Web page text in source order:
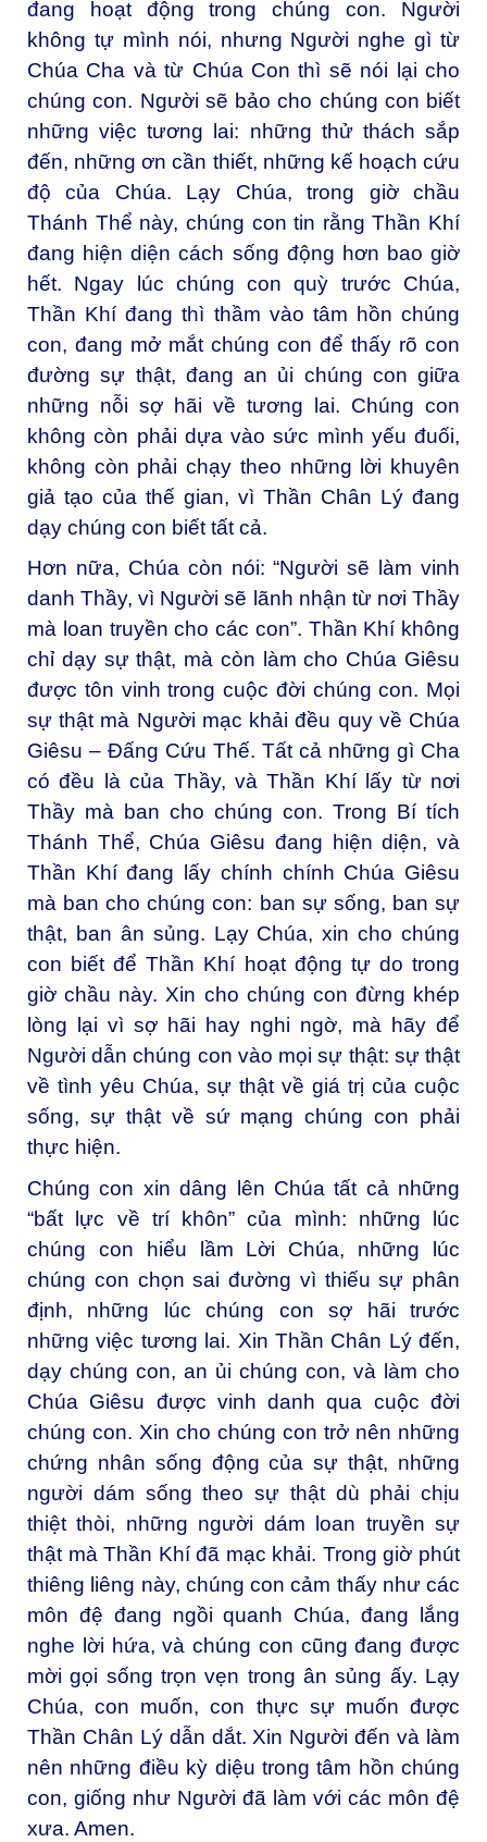
đang hoạt động trong chúng con. Người
không tự mình nói, nhưng Người nghe gì từ
Chúa Cha và từ Chúa Con thì sẽ nói lại cho
chúng con. Người sẽ bảo cho chúng con biết
những việc tương lai: những thử thách sắp
đến, những ơn cần thiết, những kế hoạch cứu
độ của Chúa. Lạy Chúa, trong giờ chầu
Thánh Thể này, chúng con tin rằng Thần Khí
đang hiện diện cách sống động hơn bao giờ
hết. Ngay lúc chúng con quỳ trước Chúa,
Thần Khí đang thì thầm vào tâm hồn chúng
con, đang mở mắt chúng con để thấy rõ con
đường sự thật, đang an ủi chúng con giữa
những nỗi sợ hãi về tương lai. Chúng con
không còn phải dựa vào sức mình yếu đuối,
không còn phải chạy theo những lời khuyên
giả tạo của thế gian, vì Thần Chân Lý đang
dạy chúng con biết tất cả.
Hơn nữa, Chúa còn nói: “Người sẽ làm vinh
danh Thầy, vì Người sẽ lãnh nhận từ nơi Thầy
mà loan truyền cho các con”. Thần Khí không
chỉ dạy sự thật, mà còn làm cho Chúa Giêsu
được tôn vinh trong cuộc đời chúng con. Mọi
sự thật mà Người mạc khải đều quy về Chúa
Giêsu – Đấng Cứu Thế. Tất cả những gì Cha
có đều là của Thầy, và Thần Khí lấy từ nơi
Thầy mà ban cho chúng con. Trong Bí tích
Thánh Thể, Chúa Giêsu đang hiện diện, và
Thần Khí đang lấy chính chính Chúa Giêsu
mà ban cho chúng con: ban sự sống, ban sự
thật, ban ân sủng. Lạy Chúa, xin cho chúng
con biết để Thần Khí hoạt động tự do trong
giờ chầu này. Xin cho chúng con đừng khép
lòng lại vì sợ hãi hay nghi ngờ, mà hãy để
Người dẫn chúng con vào mọi sự thật: sự thật
về tình yêu Chúa, sự thật về giá trị của cuộc
sống, sự thật về sứ mạng chúng con phải
thực hiện.
Chúng con xin dâng lên Chúa tất cả những
“bất lực về trí khôn” của mình: những lúc
chúng con hiểu lầm Lời Chúa, những lúc
chúng con chọn sai đường vì thiếu sự phân
định, những lúc chúng con sợ hãi trước
những việc tương lai. Xin Thần Chân Lý đến,
dạy chúng con, an ủi chúng con, và làm cho
Chúa Giêsu được vinh danh qua cuộc đời
chúng con. Xin cho chúng con trở nên những
chứng nhân sống động của sự thật, những
người dám sống theo sự thật dù phải chịu
thiệt thòi, những người dám loan truyền sự
thật mà Thần Khí đã mạc khải. Trong giờ phút
thiêng liêng này, chúng con cảm thấy như các
môn đệ đang ngồi quanh Chúa, đang lắng
nghe lời hứa, và chúng con cũng đang được
mời gọi sống trọn vẹn trong ân sủng ấy. Lạy
Chúa, con muốn, con thực sự muốn được
Thần Chân Lý dẫn dắt. Xin Người đến và làm
nên những điều kỳ diệu trong tâm hồn chúng
con, giống như Người đã làm với các môn đệ
xưa. Amen.